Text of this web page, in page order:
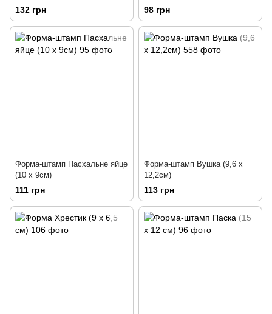
132 грн 98 грн
Форма-штамп Пасхальне яйце
(10 х 9см)
111 грн
Форма-штамп Вушка (9,6 х
12,2см)
113 грн